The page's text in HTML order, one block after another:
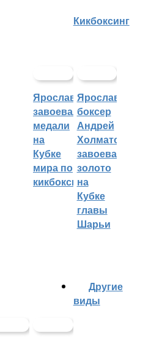
Кикбоксинг
Ярославцы
завоевали
медали
на
Кубке
мира по
кикбоксингу
Ярославский
боксер
Андрей
Холматов
завоевал
золото
на
Кубке
главы
Шарьи
Другие
виды